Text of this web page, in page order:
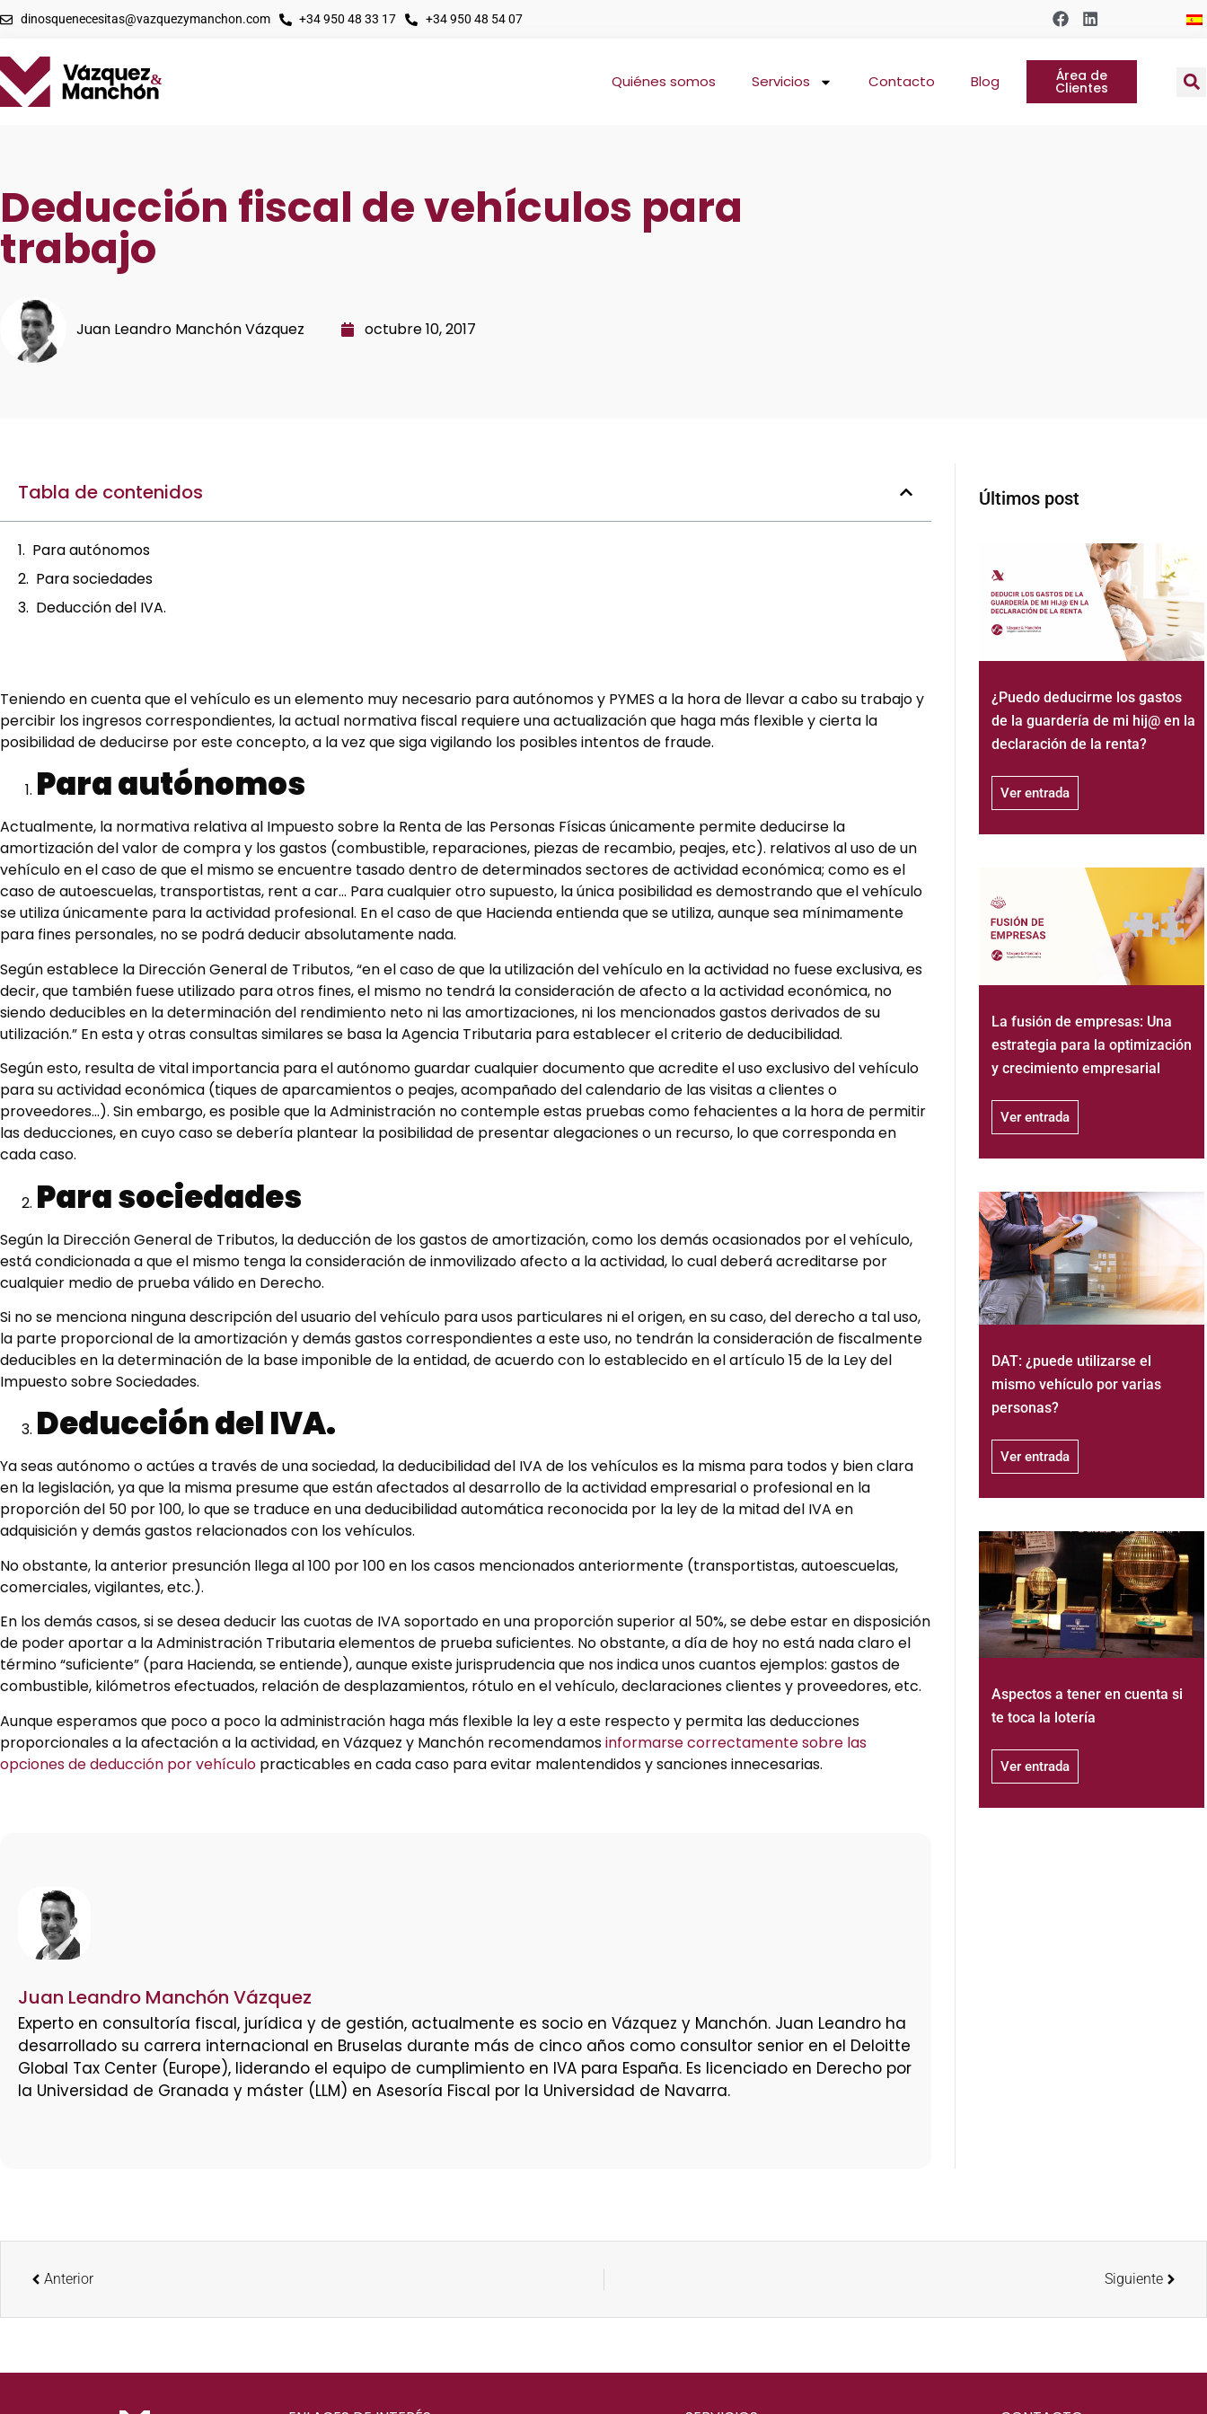
dinosquenecesitas@vazquezymanchon.com +34 950 48 33 17 +34 950 48 54 07
Quiénes somos Servicios Contacto Blog Área de
Clientes
Deducción fiscal de vehículos para
trabajo
Juan Leandro Manchón Vázquez octubre 10, 2017
Tabla de contenidos
Para autónomos
Para sociedades
Deducción del IVA.
Teniendo en cuenta que el vehículo es un elemento muy necesario para autónomos y PYMES a la hora de llevar a cabo su trabajo y
percibir los ingresos correspondientes, la actual normativa fiscal requiere una actualización que haga más flexible y cierta la
posibilidad de deducirse por este concepto, a la vez que siga vigilando los posibles intentos de fraude.
Para autónomos
Actualmente, la normativa relativa al Impuesto sobre la Renta de las Personas Físicas únicamente permite deducirse la
amortización del valor de compra y los gastos (combustible, reparaciones, piezas de recambio, peajes, etc). relativos al uso de un
vehículo en el caso de que el mismo se encuentre tasado dentro de determinados sectores de actividad económica; como es el
caso de autoescuelas, transportistas, rent a car… Para cualquier otro supuesto, la única posibilidad es demostrando que el vehículo
se utiliza únicamente para la actividad profesional. En el caso de que Hacienda entienda que se utiliza, aunque sea mínimamente
para fines personales, no se podrá deducir absolutamente nada.
Según establece la Dirección General de Tributos, “en el caso de que la utilización del vehículo en la actividad no fuese exclusiva, es
decir, que también fuese utilizado para otros fines, el mismo no tendrá la consideración de afecto a la actividad económica, no
siendo deducibles en la determinación del rendimiento neto ni las amortizaciones, ni los mencionados gastos derivados de su
utilización.” En esta y otras consultas similares se basa la Agencia Tributaria para establecer el criterio de deducibilidad.
Según esto, resulta de vital importancia para el autónomo guardar cualquier documento que acredite el uso exclusivo del vehículo
para su actividad económica (tiques de aparcamientos o peajes, acompañado del calendario de las visitas a clientes o
proveedores…). Sin embargo, es posible que la Administración no contemple estas pruebas como fehacientes a la hora de permitir
las deducciones, en cuyo caso se debería plantear la posibilidad de presentar alegaciones o un recurso, lo que corresponda en
cada caso.
Para sociedades
Según la Dirección General de Tributos, la deducción de los gastos de amortización, como los demás ocasionados por el vehículo,
está condicionada a que el mismo tenga la consideración de inmovilizado afecto a la actividad, lo cual deberá acreditarse por
cualquier medio de prueba válido en Derecho.
Si no se menciona ninguna descripción del usuario del vehículo para usos particulares ni el origen, en su caso, del derecho a tal uso,
la parte proporcional de la amortización y demás gastos correspondientes a este uso, no tendrán la consideración de fiscalmente
deducibles en la determinación de la base imponible de la entidad, de acuerdo con lo establecido en el artículo 15 de la Ley del
Impuesto sobre Sociedades.
Deducción del IVA.
Ya seas autónomo o actúes a través de una sociedad, la deducibilidad del IVA de los vehículos es la misma para todos y bien clara
en la legislación, ya que la misma presume que están afectados al desarrollo de la actividad empresarial o profesional en la
proporción del 50 por 100, lo que se traduce en una deducibilidad automática reconocida por la ley de la mitad del IVA en
adquisición y demás gastos relacionados con los vehículos.
No obstante, la anterior presunción llega al 100 por 100 en los casos mencionados anteriormente (transportistas, autoescuelas,
comerciales, vigilantes, etc.).
En los demás casos, si se desea deducir las cuotas de IVA soportado en una proporción superior al 50%, se debe estar en disposición
de poder aportar a la Administración Tributaria elementos de prueba suficientes. No obstante, a día de hoy no está nada claro el
término “suficiente” (para Hacienda, se entiende), aunque existe jurisprudencia que nos indica unos cuantos ejemplos: gastos de
combustible, kilómetros efectuados, relación de desplazamientos, rótulo en el vehículo, declaraciones clientes y proveedores, etc.
Aunque esperamos que poco a poco la administración haga más flexible la ley a este respecto y permita las deducciones
proporcionales a la afectación a la actividad, en Vázquez y Manchón recomendamosinformarse correctamente sobre las
opciones de deducción por vehículo practicables en cada caso para evitar malentendidos y sanciones innecesarias.
Juan Leandro Manchón Vázquez
Experto en consultoría fiscal, jurídica y de gestión, actualmente es socio en Vázquez y Manchón. Juan Leandro ha
desarrollado su carrera internacional en Bruselas durante más de cinco años como consultor senior en el Deloitte
Global Tax Center (Europe), liderando el equipo de cumplimiento en IVA para España. Es licenciado en Derecho por
la Universidad de Granada y máster (LLM) en Asesoría Fiscal por la Universidad de Navarra.
Últimos post
¿Puedo deducirme los gastos
de la guardería de mi hij@ en la
declaración de la renta?
Ver entrada
La fusión de empresas: Una
estrategia para la optimización
y crecimiento empresarial
Ver entrada
DAT: ¿puede utilizarse el
mismo vehículo por varias
personas?
Ver entrada
Aspectos a tener en cuenta si
te toca la lotería
Ver entrada
Anterior Siguiente